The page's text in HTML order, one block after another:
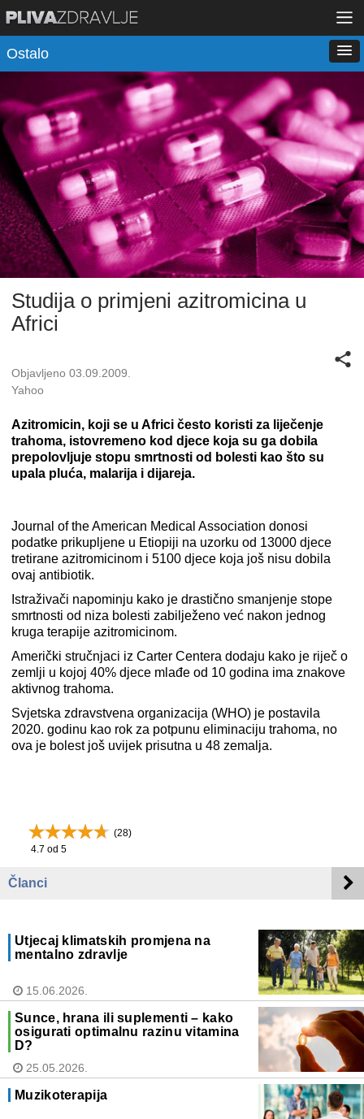
Ostalo
Studija o primjeni azitromicina u
Africi
Objavljeno 03.09.2009.
Yahoo
Azitromicin, koji se u Africi često koristi za liječenje
trahoma, istovremeno kod djece koja su ga dobila
prepolovljuje stopu smrtnosti od bolesti kao što su
upala pluća, malarija i dijareja.
Journal of the American Medical Association donosi
podatke prikupljene u Etiopiji na uzorku od 13000 djece
tretirane azitromicinom i 5100 djece koja još nisu dobila
ovaj antibiotik.
Istraživači napominju kako je drastično smanjenje stope
smrtnosti od niza bolesti zabilježeno već nakon jednog
kruga terapije azitromicinom.
Američki stručnjaci iz Carter Centera dodaju kako je riječ o
zemlji u kojoj 40% djece mlađe od 10 godina ima znakove
aktivnog trahoma.
Svjetska zdravstvena organizacija (WHO) je postavila
2020. godinu kao rok za potpunu eliminaciju trahoma, no
ova je bolest još uvijek prisutna u 48 zemalja.
(28)
4.7 od 5
Članci
Utjecaj klimatskih promjena na
mentalno zdravlje
15.06.2026.
Sunce, hrana ili suplementi – kako
osigurati optimalnu razinu vitamina
D?
25.05.2026.
Muzikoterapija